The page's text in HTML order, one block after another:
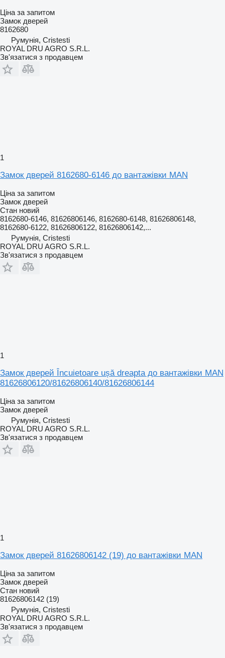
Ціна за запитом
Замок дверей
8162680
Румунія, Cristesti
ROYAL DRU AGRO S.R.L.
Зв'язатися з продавцем
1
Замок дверей 8162680-6146 до вантажівки MAN
Ціна за запитом
Замок дверей
Стан новий
8162680-6146, 81626806146, 8162680-6148, 81626806148,
8162680-6122, 81626806122, 81626806142,...
Румунія, Cristesti
ROYAL DRU AGRO S.R.L.
Зв'язатися з продавцем
1
Замок дверей Încuietoare ușă dreapta до вантажівки MAN
81626806120/81626806140/81626806144
Ціна за запитом
Замок дверей
Румунія, Cristesti
ROYAL DRU AGRO S.R.L.
Зв'язатися з продавцем
1
Замок дверей 81626806142 (19) до вантажівки MAN
Ціна за запитом
Замок дверей
Стан новий
81626806142 (19)
Румунія, Cristesti
ROYAL DRU AGRO S.R.L.
Зв'язатися з продавцем